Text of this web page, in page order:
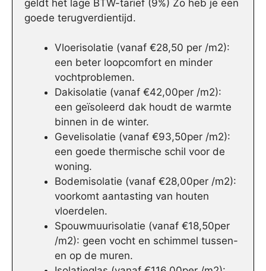
geldt het lage BTW-tarief (9%) Zo heb je een
goede terugverdientijd.
Vloerisolatie (vanaf €28,50 per /m2):
een beter loopcomfort en minder
vochtproblemen.
Dakisolatie (vanaf €42,00per /m2):
een geïsoleerd dak houdt de warmte
binnen in de winter.
Gevelisolatie (vanaf €93,50per /m2):
een goede thermische schil voor de
woning.
Bodemisolatie (vanaf €28,00per /m2):
voorkomt aantasting van houten
vloerdelen.
Spouwmuurisolatie (vanaf €18,50per
/m2): geen vocht en schimmel tussen-
en op de muren.